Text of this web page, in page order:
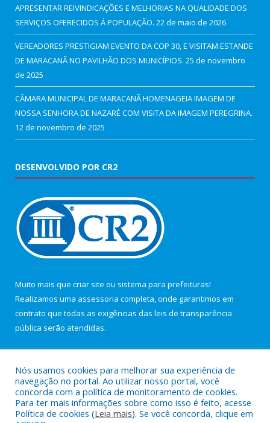
APRESENTAR REIVINDICAÇÕES E MELHORIAS NA QUALIDADE DOS
SERVIÇOS OFERECIDOS Á POPULAÇÃO. 22 de maio de 2026
VEREADORES PRESTIGIAM EVENTO DA COP 30, E VISITAM ESTANDE
DE MARACANÃ NO PAVILHÃO DOS MUNICÍPIOS. 25 de novembro
de 2025
CÂMARA MUNICIPAL DE MARACANÃ HOMENAGEIA IMAGEM DE
NOSSA SENHORA DE NAZARÉ COM VISITA DA IMAGEM PEREGRINA.
12 de novembro de 2025
DESENVOLVIDO POR CR2
Muito mais que criar site ou sistema para prefeituras!
Realizamos uma assessoria completa, onde garantimos em
contrato que todas as exigências das leis de transparência
pública serão atendidas.
Todos os direitos reservados a Câmara Municipal de Maracanã.
Nós usamos cookies para melhorar sua experiência de
navegação no portal. Ao utilizar nosso portal, você
concorda com a política de monitoramento de cookies.
Para ter mais informações sobre como isso é feito, acesse
Política de cookies (Leia mais). Se você concorda, clique em